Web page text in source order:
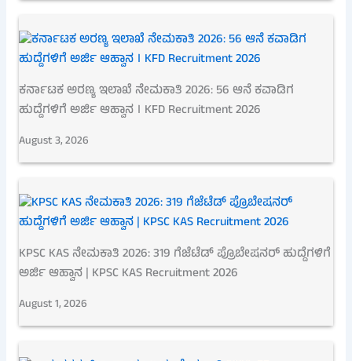
ಕರ್ನಾಟಕ ಅರಣ್ಯ ಇಲಾಖೆ ನೇಮಕಾತಿ 2026: 56 ಆನೆ ಕವಾಡಿಗ
ಹುದ್ದೆಗಳಿಗೆ ಅರ್ಜಿ ಆಹ್ವಾನ । KFD Recruitment 2026
August 3, 2026
KPSC KAS ನೇಮಕಾತಿ 2026: 319 ಗೆಜೆಟೆಡ್ ಪ್ರೊಬೇಷನರ್ ಹುದ್ದೆಗಳಿಗೆ
ಅರ್ಜಿ ಆಹ್ವಾನ | KPSC KAS Recruitment 2026
August 1, 2026